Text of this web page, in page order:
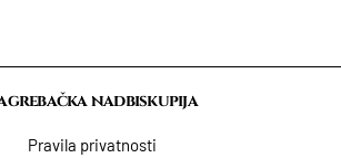
nadbiskupija
Pravila privatnosti